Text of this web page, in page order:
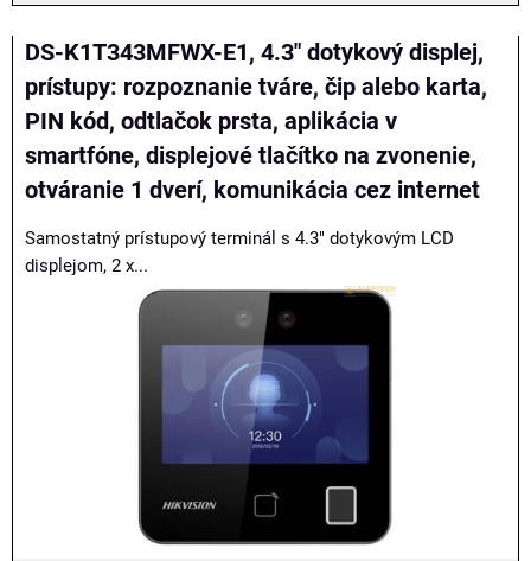
DS-K1T343MFWX-E1, 4.3" dotykový displej,
prístupy: rozpoznanie tváre, čip alebo karta,
PIN kód, odtlačok prsta, aplikácia v
smartfóne, displejové tlačítko na zvonenie,
otváranie 1 dverí, komunikácia cez internet
Samostatný prístupový terminál s 4.3" dotykovým LCD
displejom, 2 x...